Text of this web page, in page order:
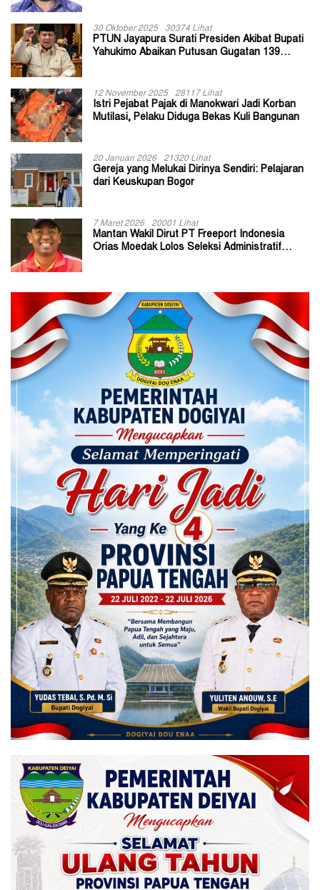
30 Oktober 2025 30374 Lihat
PTUN Jayapura Surati Presiden Akibat Bupati
Yahukimo Abaikan Putusan Gugatan 139
12 November 2025 28117 Lihat
Istri Pejabat Pajak di Manokwari Jadi Korban
Mutilasi, Pelaku Diduga Bekas Kuli Bangunan
20 Januari 2026 21320 Lihat
Gereja yang Melukai Dirinya Sendiri: Pelajaran
dari Keuskupan Bogor
7 Maret 2026 20001 Lihat
Mantan Wakil Dirut PT Freeport Indonesia
Orias Moedak Lolos Seleksi Administratif